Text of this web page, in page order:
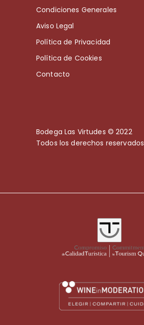
Condiciones Generales
Aviso Legal
Política de Privacidad
Política de Cookies
Contacto
Bodega Las Virtudes © 2022
Todos los derechos reservados